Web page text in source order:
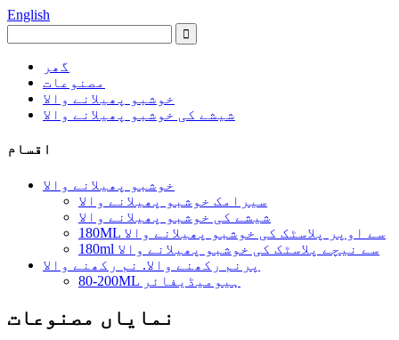
English
گھر
مصنوعات
خوشبو پھیلانے والا
شیشے کی خوشبو پھیلانے والا
اقسام
خوشبو پھیلانے والا
سیرامک ​​خوشبو پھیلانے والا
شیشے کی خوشبو پھیلانے والا
180ML سے اوپر پلاسٹک کی خوشبو پھیلانے والا
180ml سے نیچے پلاسٹک کی خوشبو پھیلانے والا
پرنم رکھنے والا. نم رکھنے والا
80-200ML ہیومیڈیفائر
نمایاں مصنوعات